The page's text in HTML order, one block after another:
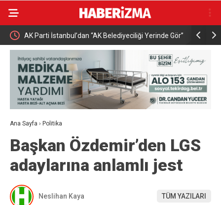
AK Parti İstanbul’dan “AK Belediyeciliği Yerinde Gör”
programı
Ana Sayfa › Politika
Başkan Özdemir’den LGS
adaylarına anlamlı jest
Neslihan Kaya TÜM YAZILARI